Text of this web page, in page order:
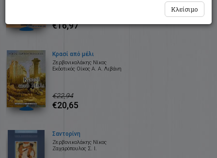
€16,97
Κρασί από μέλι
Ζερβονικολάκης Νίκος
Εκδοτικός Οίκος Α. Α. Λιβάνη
€22,94
€20,65
Σαντορίνη
Ζερβονικολάκης Νίκος
Ζαχαρόπουλος Σ. Ι.
Κλείσιμο